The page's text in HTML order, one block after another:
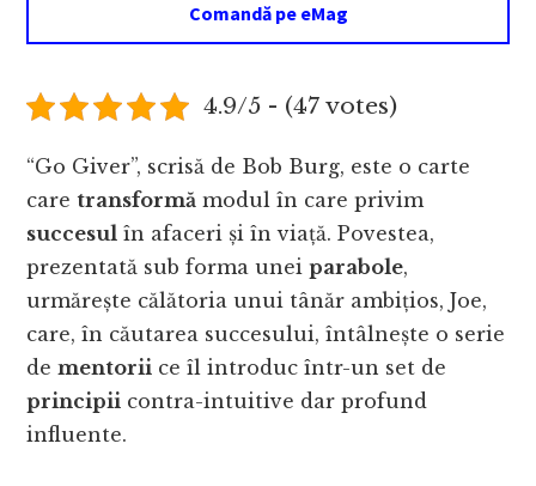
Comandă pe eMag
4.9/5 - (47 votes)
“Go Giver”, scrisă de Bob Burg, este o carte
caretransformă modul în care privim
succesul în afaceri și în viață. Povestea,
prezentată sub forma uneiparabole,
urmărește călătoria unui tânăr ambițios, Joe,
care, în căutarea succesului, întâlnește o serie
dementorii ce îl introduc într-un set de
principii contra-intuitive dar profund
influente.